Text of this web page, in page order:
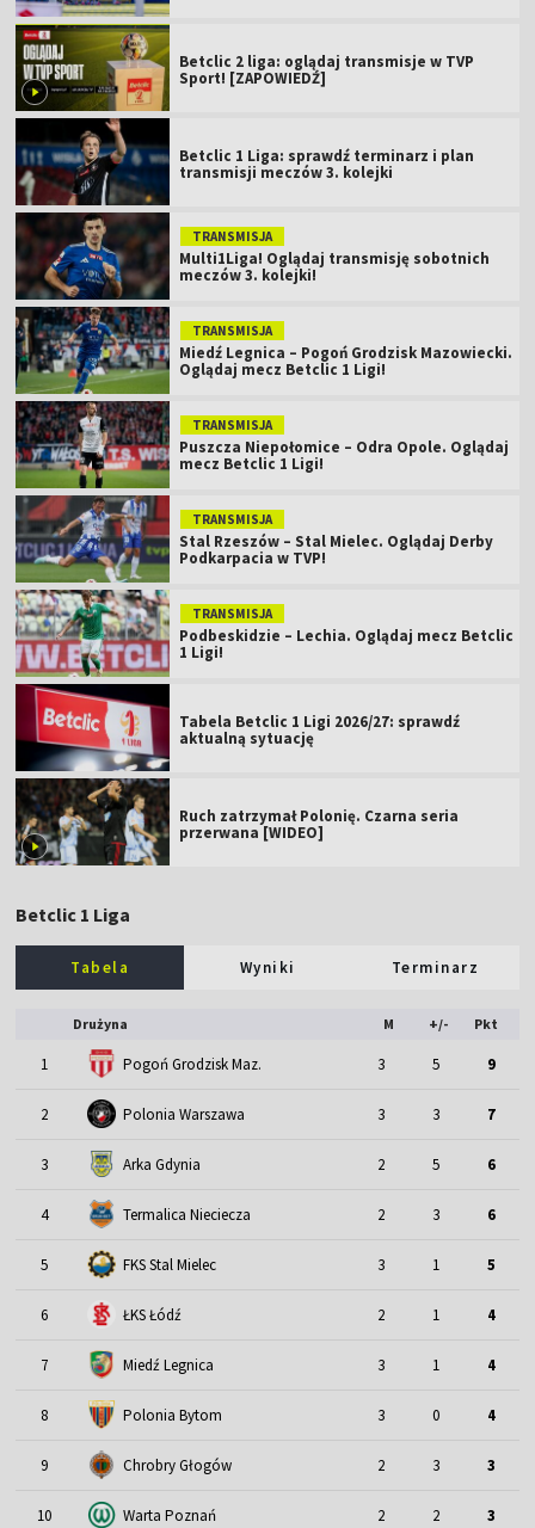
Betclic 2 liga: oglądaj transmisje w TVP
Sport! [ZAPOWIEDŹ]
Betclic 1 Liga: sprawdź terminarz i plan
transmisji meczów 3. kolejki
TRANSMISJA
Multi1Liga! Oglądaj transmisję sobotnich
meczów 3. kolejki!
TRANSMISJA
Miedź Legnica – Pogoń Grodzisk Mazowiecki.
Oglądaj mecz Betclic 1 Ligi!
TRANSMISJA
Puszcza Niepołomice – Odra Opole. Oglądaj
mecz Betclic 1 Ligi!
TRANSMISJA
Stal Rzeszów – Stal Mielec. Oglądaj Derby
Podkarpacia w TVP!
TRANSMISJA
Podbeskidzie – Lechia. Oglądaj mecz Betclic
1 Ligi!
Tabela Betclic 1 Ligi 2026/27: sprawdź
aktualną sytuację
Ruch zatrzymał Polonię. Czarna seria
przerwana [WIDEO]
Betclic 1 Liga
Tabela Wyniki Terminarz
Drużyna M +/- Pkt
1 Pogoń Grodzisk Maz. 3 5 9
2 Polonia Warszawa 3 3 7
3 Arka Gdynia 2 5 6
4 Termalica Nieciecza 2 3 6
5 FKS Stal Mielec 3 1 5
6 ŁKS Łódź 2 1 4
7 Miedź Legnica 3 1 4
8 Polonia Bytom 3 0 4
9 Chrobry Głogów 2 3 3
10 Warta Poznań 2 2 3